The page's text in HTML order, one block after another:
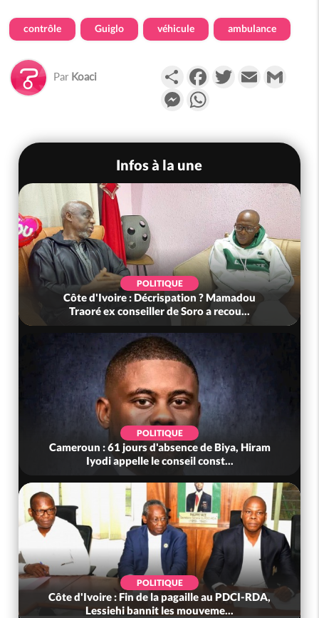
contrôle Guiglo véhicule ambulance
Par Koaci PartagerFacebookTwitterEmail
Messenger
Infos à la une
POLITIQUE
Côte d'Ivoire : Décrispation ? Mamadou
Traoré ex conseiller de Soro a recou...
POLITIQUE
Cameroun : 61 jours d'absence de Biya, Hiram
Iyodi appelle le conseil const...
POLITIQUE
Côte d'Ivoire : Fin de la pagaille au PDCI-RDA,
Lessiehi bannit les mouveme...